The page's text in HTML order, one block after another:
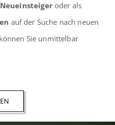
Neueinsteigeroder als
auf der Suche nach neuen
Sie unmittelbar